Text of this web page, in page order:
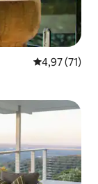
4,97 de uma
4,97 (71)